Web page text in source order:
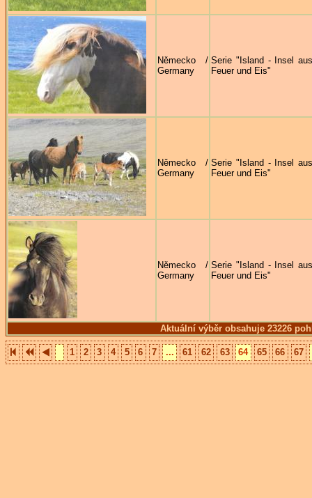
Aktuální výběr obsahuje 23226
Německo /
Germany
Serie "Island - Insel aus
Feuer und Eis"
Německo /
Germany
Serie "Island - Insel aus
Feuer und Eis"
Německo /
Germany
Serie "Island - Insel aus
Feuer und Eis"
1 2 3 4 5 6 7 ... 61 62 63 64 65 66 67